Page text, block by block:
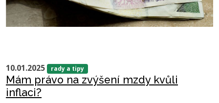
10.01.2025 rady a tipy
Mám právo na zvýšení mzdy kvůli
inflaci?